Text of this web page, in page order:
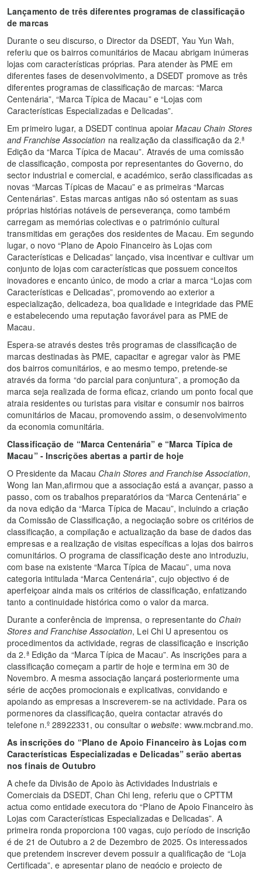
Lançamento de três diferentes programas de classificação
de marcas
Durante o seu discurso, o Director da DSEDT, Yau Yun Wah,
referiu que os bairros comunitários de Macau abrigam inúmeras
lojas com características próprias. Para atender às PME em
diferentes fases de desenvolvimento, a DSEDT promove as três
diferentes programas de classificação de marcas: “Marca
Centenária”, “Marca Típica de Macau” e “Lojas com
Características Especializadas e Delicadas”.
Em primeiro lugar, a DSEDT continua apoiarMacau Chain Stores
and Franchise Association na realização da classificação da 2.ª
Edição da “Marca Típica de Macau”. Através de uma comissão
de classificação, composta por representantes do Governo, do
sector industrial e comercial, e académico, serão classificadas as
novas “Marcas Típicas de Macau” e as primeiras “Marcas
Centenárias”. Estas marcas antigas não só ostentam as suas
próprias histórias notáveis de perseverança, como também
carregam as memórias colectivas e o património cultural
transmitidas em gerações dos residentes de Macau. Em segundo
lugar, o novo “Plano de Apoio Financeiro às Lojas com
Características e Delicadas” lançado, visa incentivar e cultivar um
conjunto de lojas com características que possuem conceitos
inovadores e encanto único, de modo a criar a marca “Lojas com
Características e Delicadas”, promovendo ao exterior a
especialização, delicadeza, boa qualidade e integridade das PME
e estabelecendo uma reputação favorável para as PME de
Macau.
Espera-se através destes três programas de classificação de
marcas destinadas às PME, capacitar e agregar valor às PME
dos bairros comunitários, e ao mesmo tempo, pretende-se
através da forma “do parcial para conjuntura”, a promoção da
marca seja realizada de forma eficaz, criando um ponto focal que
atraia residentes ou turistas para visitar e consumir nos bairros
comunitários de Macau, promovendo assim, o desenvolvimento
da economia comunitária.
Classificação de “Marca Centenária” e “Marca Típica de
Macau” - Inscrições abertas a partir de hoje
O Presidente da Macau Chain Stores and Franchise Association,
Wong Ian Man,afirmou que a associação está a avançar, passo a
passo, com os trabalhos preparatórios da “Marca Centenária” e
da nova edição da “Marca Típica de Macau”, incluindo a criação
da Comissão de Classificação, a negociação sobre os critérios de
classificação, a compilação e actualização da base de dados das
empresas e a realização de visitas específicas a lojas dos bairros
comunitários. O programa de classificação deste ano introduziu,
com base na existente “Marca Típica de Macau”, uma nova
categoria intitulada “Marca Centenária”, cujo objectivo é de
aperfeiçoar ainda mais os critérios de classificação, enfatizando
tanto a continuidade histórica como o valor da marca.
Durante a conferência de imprensa, o representante do Chain
Stores and Franchise Association, Lei Chi U apresentou os
procedimentos da actividade, regras de classificação e inscrição
da 2.ª Edição da “Marca Típica de Macau”. As inscrições para a
classificação começam a partir de hoje e termina em 30 de
Novembro. A mesma associação lançará posteriormente uma
série de acções promocionais e explicativas, convidando e
apoiando as empresas a inscreverem-se na actividade. Para os
pormenores da classificação, queira contactar através do
telefone n.º 28922331, ou consultar o website: www.mcbrand.mo.
As inscrições do “Plano de Apoio Financeiro às Lojas com
Características Especializadas e Delicadas” serão abertas
nos finais de Outubro
A chefe da Divisão de Apoio às Actividades Industriais e
Comerciais da DSEDT, Chan Chi Ieng, referiu que o CPTTM
actua como entidade executora do “Plano de Apoio Financeiro às
Lojas com Características Especializadas e Delicadas”. A
primeira ronda proporciona 100 vagas, cujo período de inscrição
é de 21 de Outubro a 2 de Dezembro de 2025. Os interessados
que pretendem inscrever devem possuir a qualificação de “Loja
Certificada”, e apresentar plano de negócio e projecto de